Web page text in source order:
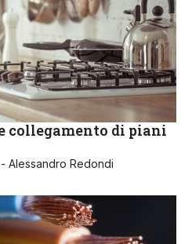
collegamento di piani
Alessandro Redondi